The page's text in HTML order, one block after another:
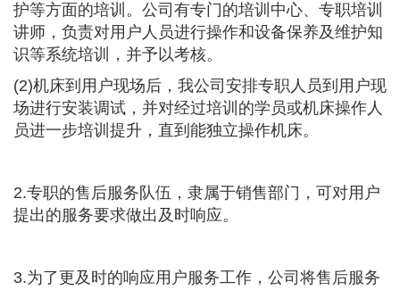
护等方面的培训。公司有专门的培训中心、专职培训
讲师，负责对用户人员进行操作和设备保养及维护知
识等系统培训，并予以考核。
(2)机床到用户现场后，我公司安排专职人员到用户现
场进行安装调试，并对经过培训的学员或机床操作人
员进一步培训提升，直到能独立操作机床。
2.专职的售后服务队伍，隶属于销售部门，可对用户
提出的服务要求做出及时响应。
3.为了更及时的响应用户服务工作，公司将售后服务